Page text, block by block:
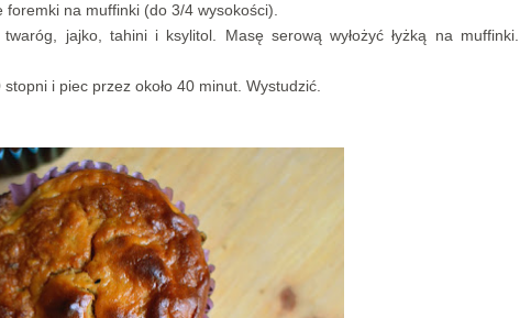
na muffinki (do 3/4 wysokości).
jajko, tahini i ksylitol. Masę serową wyłożyć łyżką na muffinki.
i piec przez około 40 minut. Wystudzić.